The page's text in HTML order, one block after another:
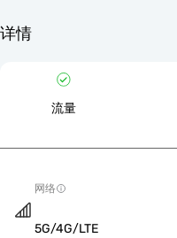
详情
流量
网络
5G/4G/LTE